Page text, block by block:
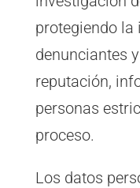
protegiendo la
denunciantes
reputación,
personas
proceso.
Los datos